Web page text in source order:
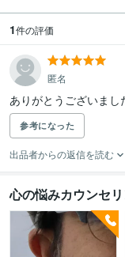
1件の評価
匿名
ありがとうございまし
参考になった
出品者からの返信を読む
心の悩みカウンセ